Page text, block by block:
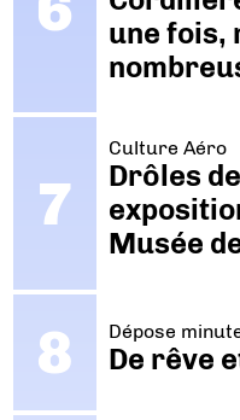
une fois,
Culture Aéro
Drôles
Musée
Dépose
De rêve